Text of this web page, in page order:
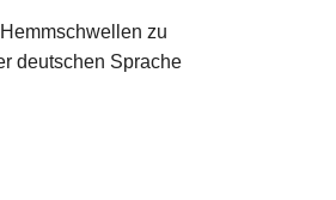
zu
deutschen Sprache